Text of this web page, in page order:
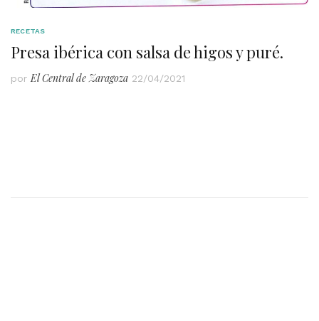
RECETAS
Presa ibérica con salsa de higos y puré.
por El Central de Zaragoza 22/04/2021